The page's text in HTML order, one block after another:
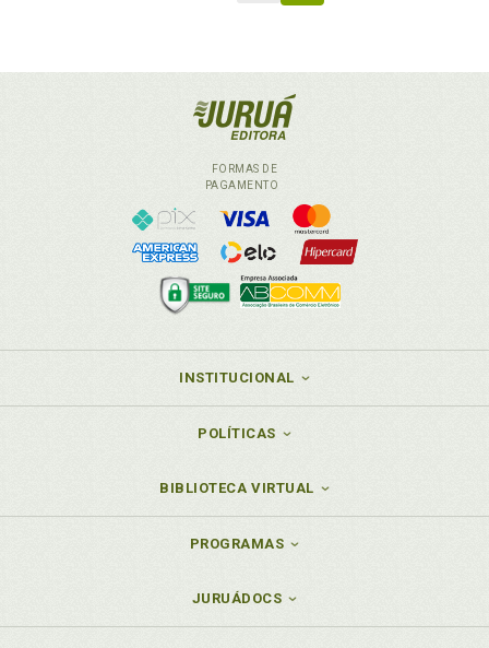
FORMAS DE
PAGAMENTO
INSTITUCIONAL
POLÍTICAS
BIBLIOTECA VIRTUAL
PROGRAMAS
JURUÁDOCS